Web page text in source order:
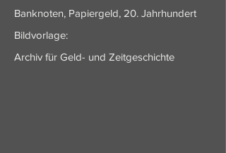
Banknoten, Papiergeld, 20. Jahrhundert
Bildvorlage:
Archiv für Geld- und Zeitgeschichte